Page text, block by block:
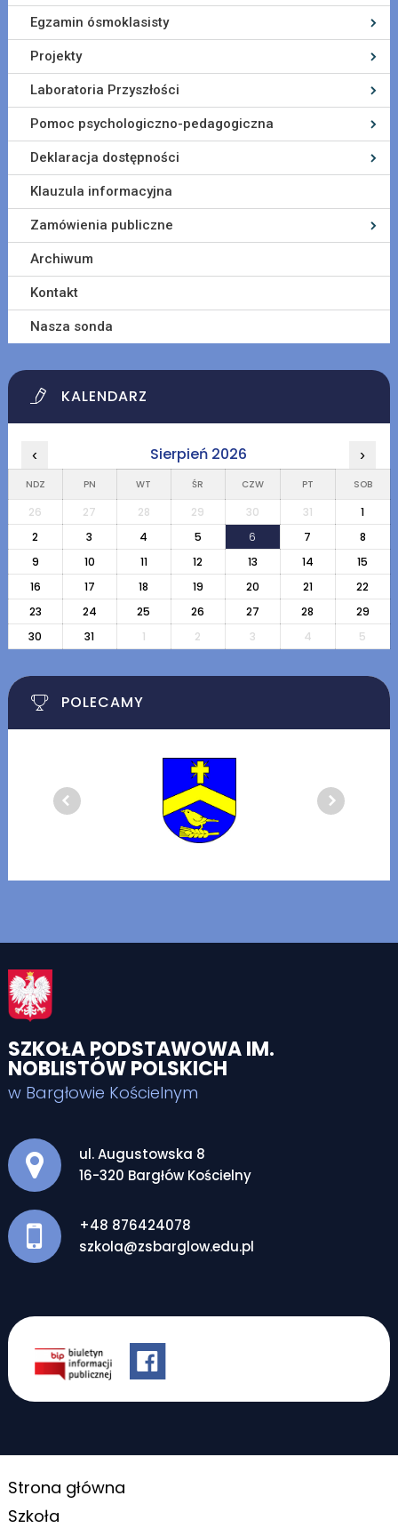
Egzamin ósmoklasisty
Projekty
Laboratoria Przyszłości
Pomoc psychologiczno-pedagogiczna
Deklaracja dostępności
Klauzula informacyjna
Zamówienia publiczne
Archiwum
Kontakt
Nasza sonda
KALENDARZ
‹ Sierpień 2026 ›
NDZ PN WT ŚR CZW PT SOB
26 27 28 29 30 31
1
2
3 4 5 6 7
8
9
10 11 12 13 14
15
16
17 18 19 20 21
22
23
24 25 26 27 28
29
30
31 1 2 3 4 5
POLECAMY
SZKOŁA PODSTAWOWA IM.
NOBLISTÓW POLSKICH
w Bargłowie Kościelnym
Adres pocztowy:
ul. Augustowska 8
16-320 Bargłów Kościelny
+48 876424078
szkola@zsbarglow.edu.pl
Strona główna
Szkoła